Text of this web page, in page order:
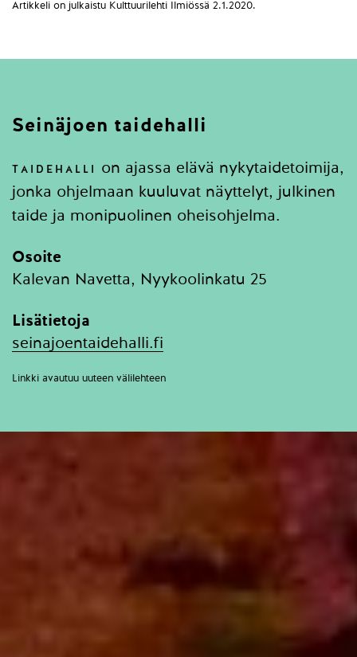
Artikkeli on julkaistu Kulttuurilehti Ilmiössä 2.1.2020.
Seinäjoen taidehalli
TAIDEHALLI
on ajassa elävä nykytaidetoimija,
jonka ohjelmaan kuuluvat näyttelyt, julkinen
taide ja monipuolinen oheisohjelma.
Osoite
Kalevan Navetta, Nyykoolinkatu 25
Lisätietoja
seinajoentaidehalli.fi
Linkki avautuu uuteen välilehteen